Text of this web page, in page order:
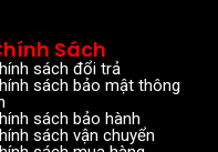
Sách
sách đổi trả
sách bảo mật thông
sách bảo hành
sách vận chuyển